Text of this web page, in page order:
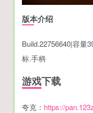
版本介绍
Build.22756640|容量
标.手柄
游戏下载
夸克： https://